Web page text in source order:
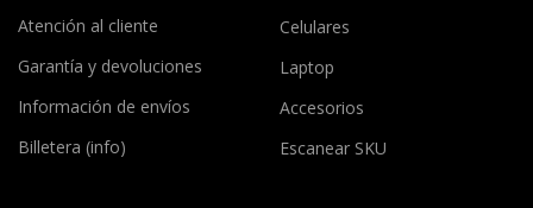
Atención al cliente
Garantía y devoluciones
Información de envíos
Billetera (info)
Celulares
Laptop
Accesorios
Escanear SKU